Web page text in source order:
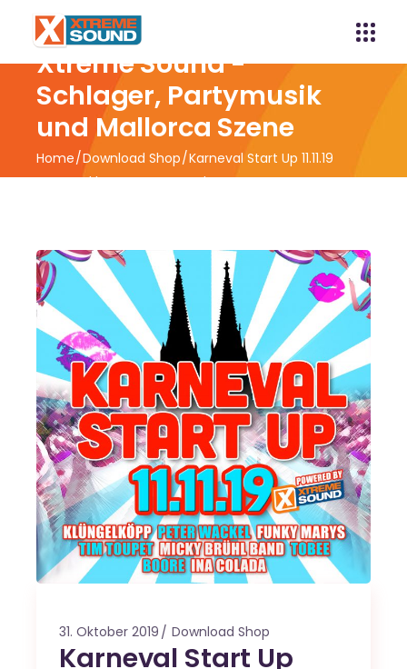
Xtreme Sound -
Schlager, Partymusik
und Mallorca Szene
Home Download Shop Karneval Start Up 11.11.19
powered by Xtreme Sound
31. Oktober 2019 Download Shop
Karneval Start Up